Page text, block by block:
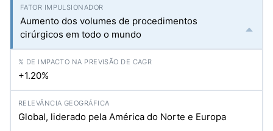
Aumento dos volumes de procedimentos
cirúrgicos em todo o mundo
+1.20%
Global, liderado pela América do Norte e Europa